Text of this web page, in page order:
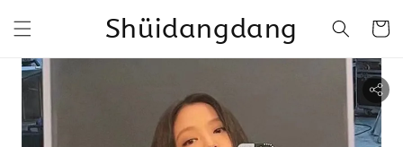
Shüidangdang